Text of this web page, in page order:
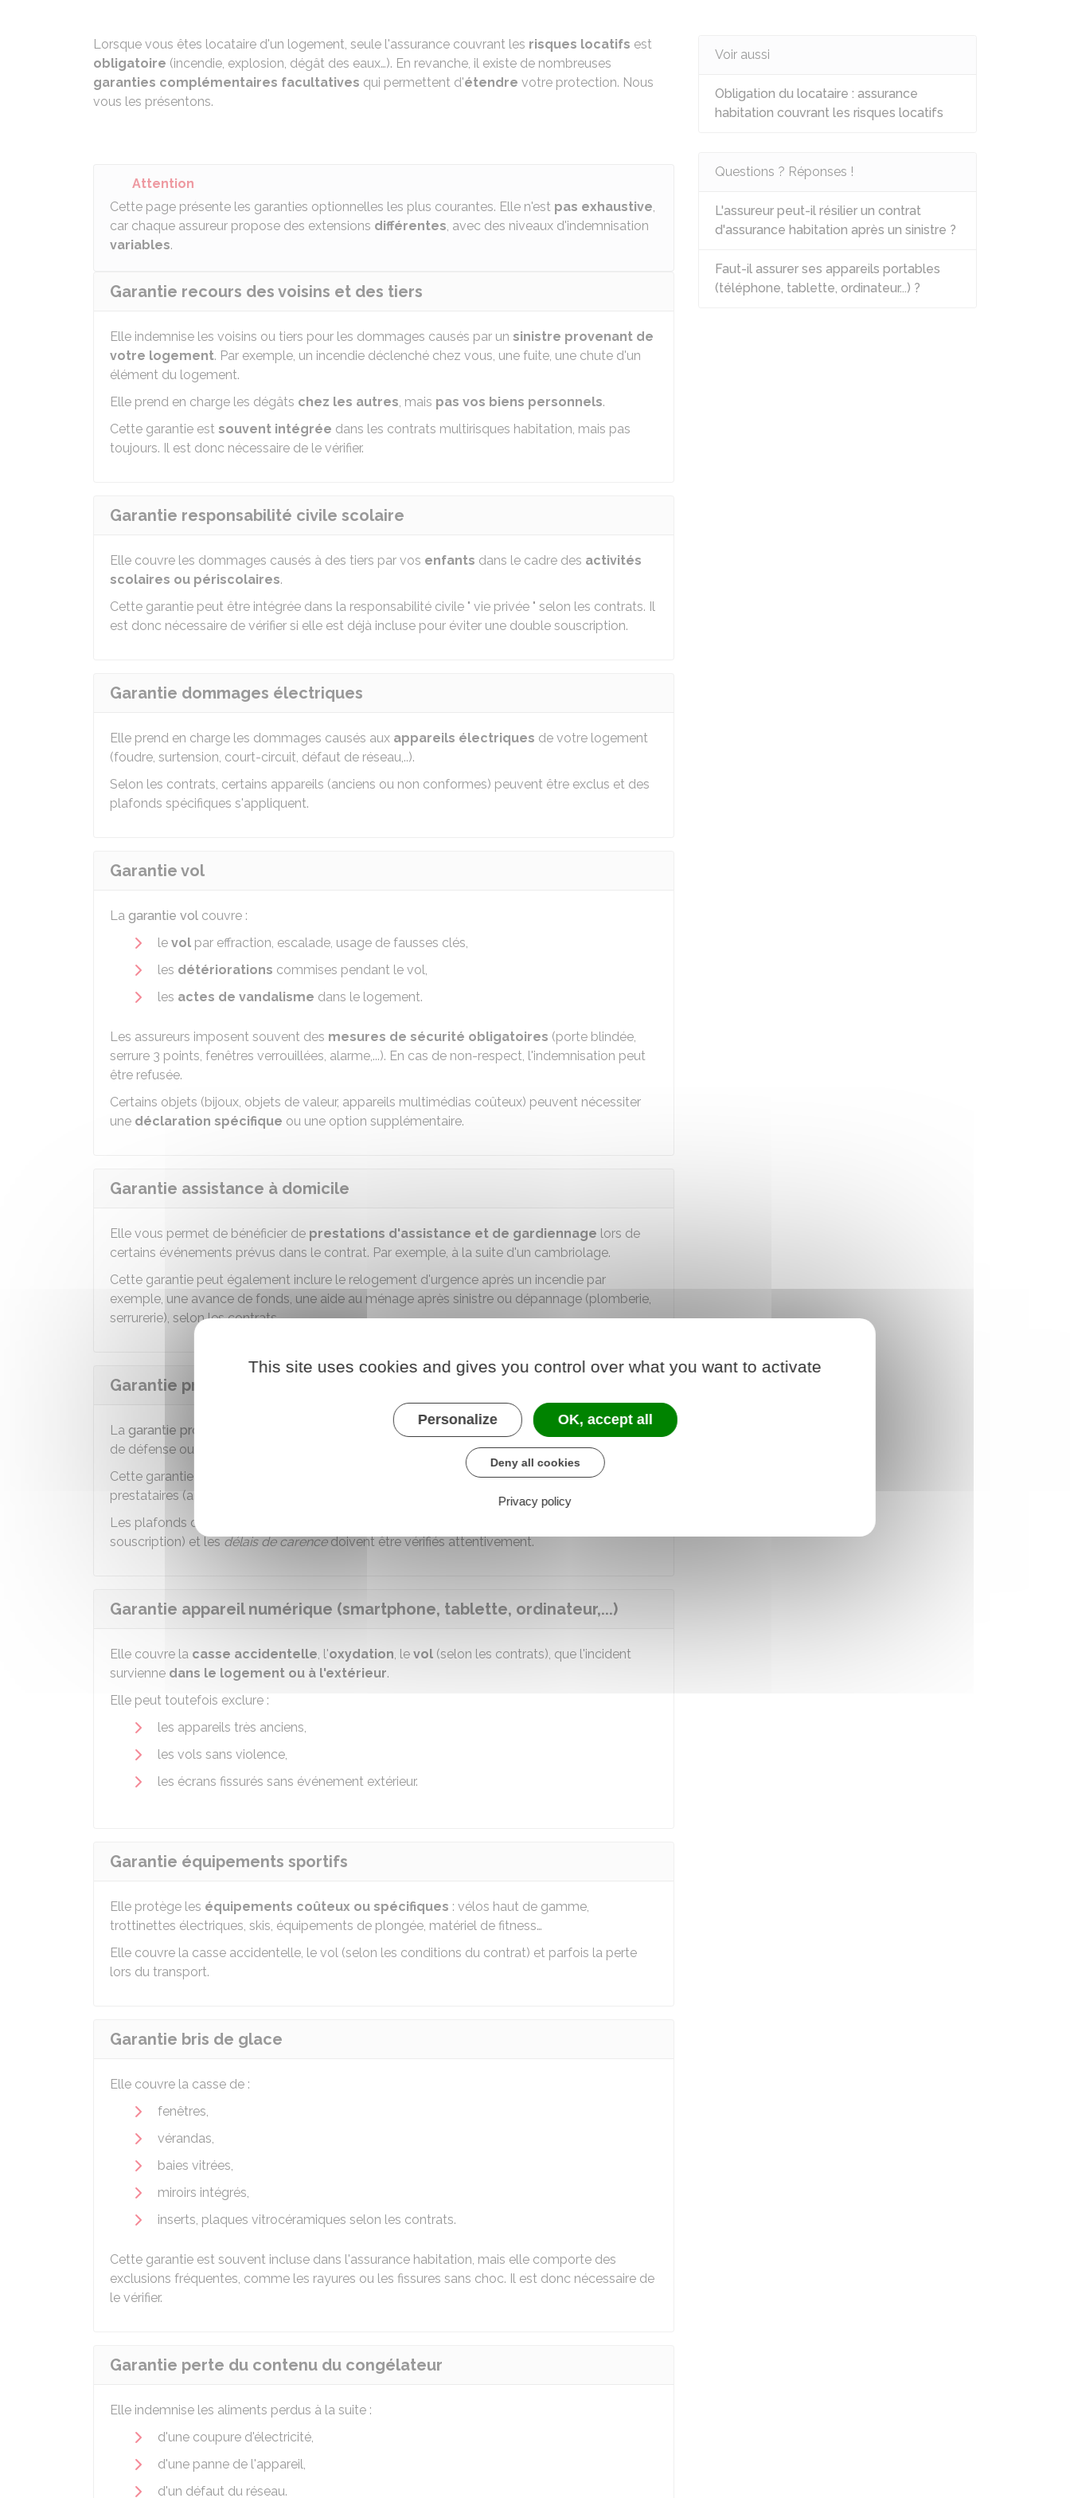
Lorsque vous êtes locataire d'un logement, seule l'assurance couvrant les risques locatifs est
obligatoire (incendie, explosion, dégât des eaux…). En revanche, il existe de nombreuses
garanties complémentaires facultatives qui permettent d'étendre votre protection. Nous
vous les présentons.
Attention
Cette page présente les garanties optionnelles les plus courantes. Elle n'est pas exhaustive,
car chaque assureur propose des extensions différentes, avec des niveaux d'indemnisation
variables.
Garantie recours des voisins et des tiers
Elle indemnise les voisins ou tiers pour les dommages causés par un sinistre provenant de
votre logement. Par exemple, un incendie déclenché chez vous, une fuite, une chute d'un
élément du logement.
Elle prend en charge les dégâts chez les autres, mais pas vos biens personnels.
Cette garantie est souvent intégrée dans les contrats multirisques habitation, mais pas
toujours. Il est donc nécessaire de le vérifier.
Garantie responsabilité civile scolaire
Elle couvre les dommages causés à des tiers par vos enfants dans le cadre des activités
scolaires ou périscolaires.
Cette garantie peut être intégrée dans la responsabilité civile " vie privée " selon les contrats. Il
est donc nécessaire de vérifier si elle est déjà incluse pour éviter une double souscription.
Garantie dommages électriques
Elle prend en charge les dommages causés aux appareils électriques de votre logement
(foudre, surtension, court-circuit, défaut de réseau,..).
Selon les contrats, certains appareils (anciens ou non conformes) peuvent être exclus et des
plafonds spécifiques s'appliquent.
Garantie vol
La garantie vol couvre :
le vol par effraction, escalade, usage de fausses clés,
les détériorations commises pendant le vol,
les actes de vandalisme dans le logement.
Les assureurs imposent souvent des mesures de sécurité obligatoires (porte blindée,
serrure 3 points, fenêtres verrouillées, alarme,...). En cas de non-respect, l'indemnisation peut
être refusée.
Certains objets (bijoux, objets de valeur, appareils multimédias coûteux) peuvent nécessiter
une déclaration spécifique ou une option supplémentaire.
Garantie assistance à domicile
Elle vous permet de bénéficier de prestations d'assistance et de gardiennage lors de
certains événements prévus dans le contrat. Par exemple, à la suite d'un cambriolage.
Cette garantie peut également inclure le relogement d'urgence après un incendie par
exemple, une avance de fonds, une aide au ménage après sinistre ou dépannage (plomberie,
serrurerie), selon les contrats.
Garantie protection juridique
La garantie protection juridique
vous permet de bénéficier de la prise en charge de vos frais
de défense ou de prestations juridiques à l'occasion de litiges liés à votre habitation.
Cette garantie peut également couvrir certains litiges avec le voisinage, le propriétaire ou des
prestataires (artisans, entreprises), dans la limite du cadre prévu au contrat.
Les plafonds d'intervention, les exclusions (par exemple, un litige déjà existant avant la
souscription) et lesdélais de carencedoivent être vérifiés attentivement.
Garantie appareil numérique (smartphone, tablette, ordinateur,...)
Elle couvre la casse accidentelle, l'oxydation, le vol (selon les contrats), que l'incident
survienne dans le logement ou à l'extérieur.
Elle peut toutefois exclure :
les appareils très anciens,
les vols sans violence,
les écrans fissurés sans événement extérieur.
Garantie équipements sportifs
Elle protège les équipements coûteux ou spécifiques : vélos haut de gamme,
trottinettes électriques, skis, équipements de plongée, matériel de fitness…
Elle couvre la casse accidentelle, le vol (selon les conditions du contrat) et parfois la perte
lors du transport.
Garantie bris de glace
Elle couvre la casse de :
fenêtres,
vérandas,
baies vitrées,
miroirs intégrés,
inserts, plaques vitrocéramiques selon les contrats.
Cette garantie est souvent incluse dans l'assurance habitation, mais elle comporte des
exclusions fréquentes, comme les rayures ou les fissures sans choc. Il est donc nécessaire de
le vérifier.
Garantie perte du contenu du congélateur
Elle indemnise les aliments perdus à la suite :
d'une coupure d'électricité,
d'une panne de l'appareil,
d'un défaut du réseau.
Voir aussi
Obligation du locataire : assurance
habitation couvrant les risques locatifs
Questions ? Réponses !
L'assureur peut-il résilier un contrat
d'assurance habitation après un sinistre ?
Faut-il assurer ses appareils portables
(téléphone, tablette, ordinateur...) ?
This site uses cookies and gives you control over what you want to activate
Personalize OK, accept all
Deny all cookies
Privacy policy